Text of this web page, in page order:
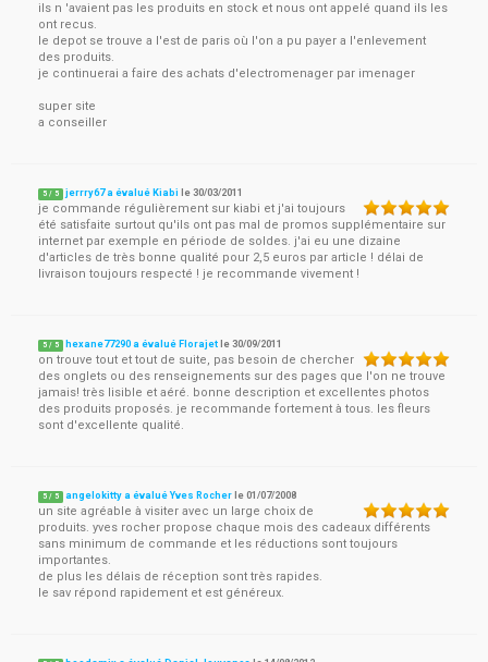
ils n 'avaient pas les produits en stock et nous ont appelé quand ils les
ont recus.
le depot se trouve a l'est de paris où l'on a pu payer a l'enlevement
des produits.
je continuerai a faire des achats d'electromenager par imenager
super site
a conseiller
5 / 5 jerrry67 a évalué Kiabi le30/03/2011
je commande régulièrement sur kiabi et j'ai toujours
été satisfaite surtout qu'ils ont pas mal de promos supplémentaire sur
internet par exemple en période de soldes. j'ai eu une dizaine
d'articles de très bonne qualité pour 2,5 euros par article ! délai de
livraison toujours respecté ! je recommande vivement !
5 / 5 hexane77290 a évalué Florajet le30/09/2011
on trouve tout et tout de suite, pas besoin de chercher
des onglets ou des renseignements sur des pages que l'on ne trouve
jamais! très lisible et aéré. bonne description et excellentes photos
des produits proposés. je recommande fortement à tous. les fleurs
sont d'excellente qualité.
5 / 5 angelokitty a évalué Yves Rocher le01/07/2008
un site agréable à visiter avec un large choix de
produits. yves rocher propose chaque mois des cadeaux différents
sans minimum de commande et les réductions sont toujours
importantes.
de plus les délais de réception sont très rapides.
le sav répond rapidement et est généreux.